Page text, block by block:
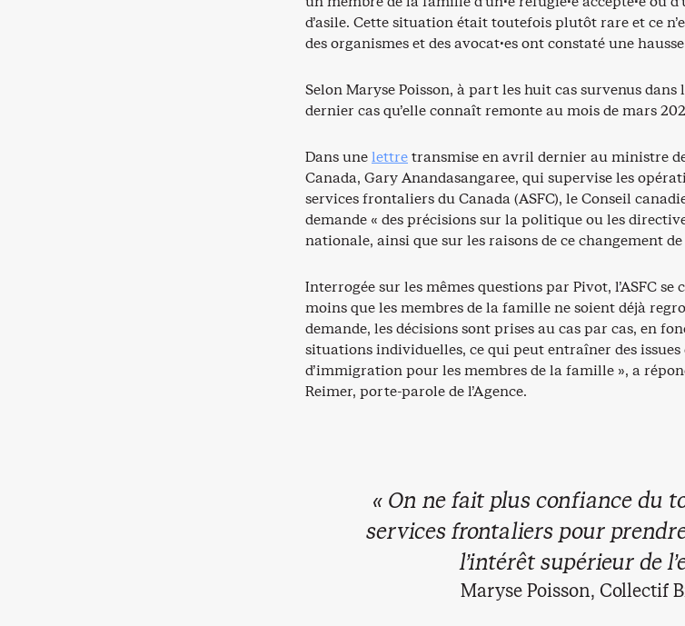
d’asile. Cette situation était toutefois plutôt rare et ce
des organismes et des avocat·es ont constaté une
Selon Maryse Poisson, à part les huit cas survenus dans
dernier cas qu’elle connaît remonte au mois de mars
Dans unelettretransmise en avril dernier au ministre
Canada, Gary Anandasangaree, qui supervise les
services frontaliers du Canada (ASFC), le Conseil
demande « des précisions sur la politique ou les
nationale, ainsi que sur les raisons de ce changement
Interrogée sur les mêmes questions par Pivot, l’ASFC se
moins que les membres de la famille ne soient déjà
demande, les décisions sont prises au cas par cas, en
situations individuelles, ce qui peut entraîner des
d’immigration pour les membres de la famille », a
Reimer, porte-parole de l’Agence.
« On ne fait plus confiance du
services frontaliers pour
l’intérêt supérieur de
Maryse Poisson, Collectif